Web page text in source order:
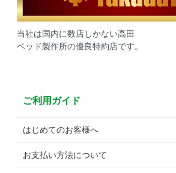
当社は国内に数店しかない高田
ベッド製作所の優良特約店です。
ご利用ガイド
はじめてのお客様へ
お支払い方法について